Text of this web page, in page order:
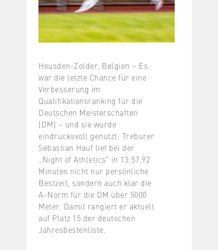
Heusden-Zolder, Belgien – Es
war die letzte Chance für eine
Verbesserung im
Qualifikationsranking für die
Deutschen Meisterschaften
(DM) – und sie wurde
eindrucksvoll genutzt: Treburer
Sebastian Hauf lief bei der
„Night of Athletics“ in 13:57,92
Minuten nicht nur persönliche
Bestzeit, sondern auch klar die
A-Norm für die DM über 5000
Meter. Damit rangiert er aktuell
auf Platz 15 der deutschen
Jahresbestenliste.